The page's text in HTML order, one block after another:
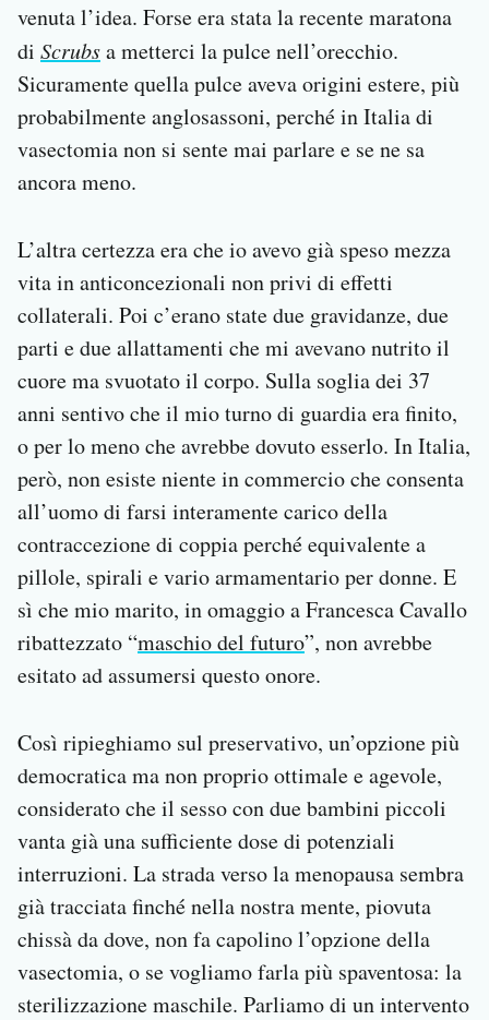
venuta l’idea. Forse era stata la recente maratona
di Scrubsa metterci la pulce nell’orecchio.
Sicuramente quella pulce aveva origini estere, più
probabilmente anglosassoni, perché in Italia di
vasectomia non si sente mai parlare e se ne sa
ancora meno.
L’altra certezza era che io avevo già speso mezza
vita in anticoncezionali non privi di effetti
collaterali. Poi c’erano state due gravidanze, due
parti e due allattamenti che mi avevano nutrito il
cuore ma svuotato il corpo. Sulla soglia dei 37
anni sentivo che il mio turno di guardia era finito,
o per lo meno che avrebbe dovuto esserlo. In Italia,
però, non esiste niente in commercio che consenta
all’uomo di farsi interamente carico della
contraccezione di coppia perché equivalente a
pillole, spirali e vario armamentario per donne. E
sì che mio marito, in omaggio a Francesca Cavallo
ribattezzato “maschio del futuro”, non avrebbe
esitato ad assumersi questo onore.
Così ripieghiamo sul preservativo, un’opzione più
democratica ma non proprio ottimale e agevole,
considerato che il sesso con due bambini piccoli
vanta già una sufficiente dose di potenziali
interruzioni. La strada verso la menopausa sembra
già tracciata finché nella nostra mente, piovuta
chissà da dove, non fa capolino l’opzione della
vasectomia, o se vogliamo farla più spaventosa: la
sterilizzazione maschile. Parliamo di un intervento